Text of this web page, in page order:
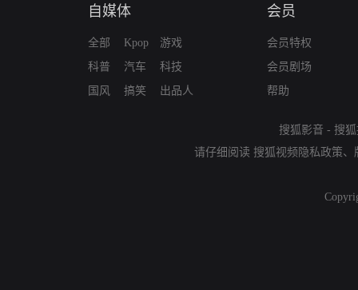
自媒体
全部
科普
国风
Kpop
汽车
搞笑
游戏
科技
出品人
会员
会员特权
会员剧场
帮助
搜狐影音 - 搜
请仔细阅读 搜狐视频隐私政策、